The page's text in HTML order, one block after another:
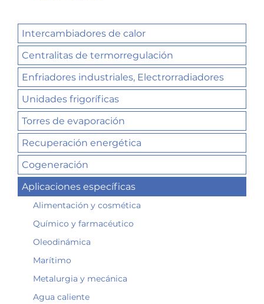
Intercambiadores de calor
Centralitas de termorregulación
Enfriadores industriales, Electrorradiadores
Unidades frigoríficas
Torres de evaporación
Recuperación energética
Cogeneración
Aplicaciones específicas
Alimentación y cosmética
Químico y farmacéutico
Oleodinámica
Marítimo
Metalurgia y mecánica
Agua caliente